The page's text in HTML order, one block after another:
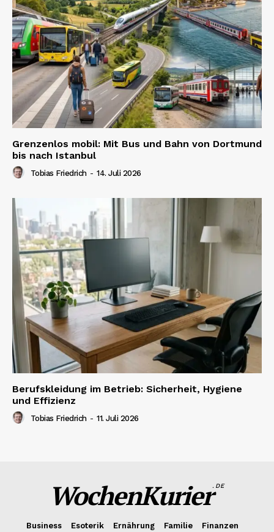
Grenzenlos mobil: Mit Bus und Bahn von Dortmund
bis nach Istanbul
Tobias Friedrich - 14. Juli 2026
Berufskleidung im Betrieb: Sicherheit, Hygiene
und Effizienz
Tobias Friedrich - 11. Juli 2026
WochenKurier.DE
Business Esoterik Ernährung Familie
Finanzen